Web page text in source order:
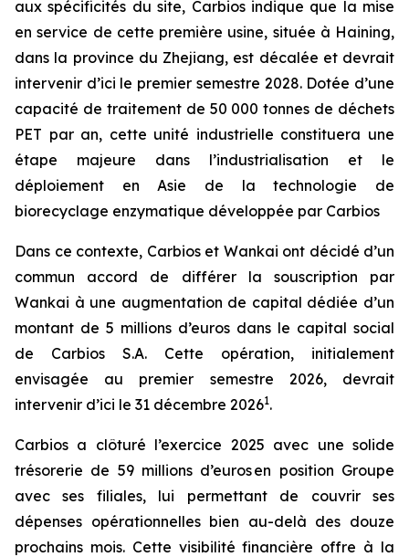
aux spécificités du site, Carbios indique que la mise
en service de cette première usine, située à Haining,
dans la province du Zhejiang, est décalée et devrait
intervenir d’ici le premier semestre 2028. Dotée d’une
capacité de traitement de 50 000 tonnes de déchets
PET par an, cette unité industrielle constituera une
étape majeure dans l’industrialisation et le
déploiement en Asie de la technologie de
biorecyclage enzymatique développée par Carbios
Dans ce contexte, Carbios et Wankai ont décidé d’un
commun accord de différer la souscription par
Wankai à une augmentation de capital dédiée d’un
montant de 5 millions d’euros dans le capital social
de Carbios S.A. Cette opération, initialement
envisagée au premier semestre 2026, devrait
intervenir d’ici le 31 décembre 20261.
Carbios a clôturé l’exercice 2025 avec une solide
trésorerie de 59 millions d’euros en position Groupe
avec ses filiales, lui permettant de couvrir ses
dépenses opérationnelles bien au-delà des douze
prochains mois. Cette visibilité financière offre à la